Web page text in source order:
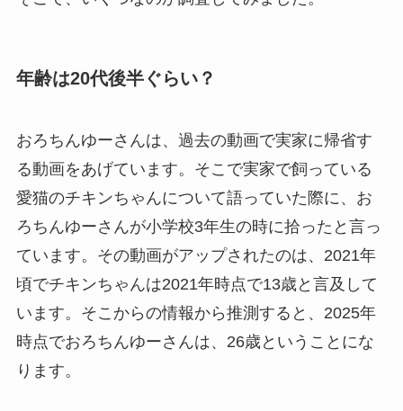
年齢は20代後半ぐらい？
おろちんゆーさんは、過去の動画で実家に帰省す
る動画をあげています。そこで実家で飼っている
愛猫のチキンちゃんについて語っていた際に、お
ろちんゆーさんが小学校3年生の時に拾ったと言っ
ています。その動画がアップされたのは、2021年
頃でチキンちゃんは2021年時点で13歳と言及して
います。そこからの情報から推測すると、2025年
時点でおろちんゆーさんは、26歳ということにな
ります。